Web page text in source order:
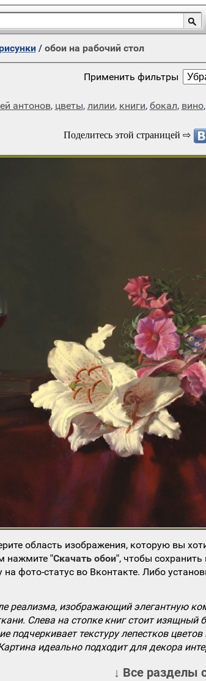
/ обои на рабочий стол
Применить фильтры
антонов, цветы, лилии, книги, бокал, вино,
область изображения, которую вы
нажмите"Скачать обои", чтобы
фото-статус во Вконтакте. Либо
реализма, изображающий элегантную
Слева на стопке книг стоит
подчеркивает текстуру лепестков
идеально подходит для декора
↓ Все разделы